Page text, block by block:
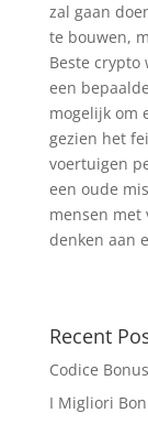
zal gaan
te bouwen,
Beste crypto
een
mogelijk om
gezien het
voertuigen
een oude
mensen met
denken aan
Recent
Codice
I Migliori